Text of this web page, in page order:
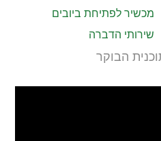
מכשיר לפתיחת ביובים
שירותי הדברה